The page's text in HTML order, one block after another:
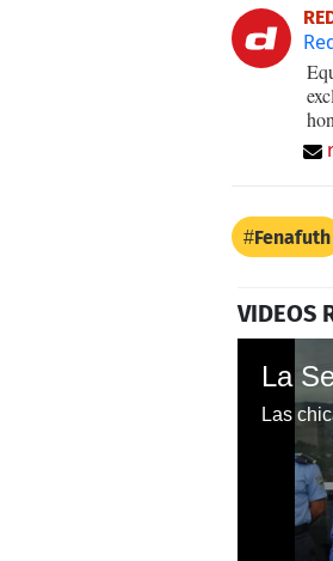
Fenafuth
VIDEOS